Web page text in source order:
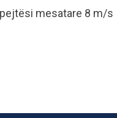
mesatare 8 m/s